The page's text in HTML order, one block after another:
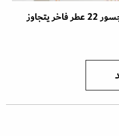
انطلق في رحلتك الداخلية مع إصدار الجسور 22 عطر فاخر يتجاوز